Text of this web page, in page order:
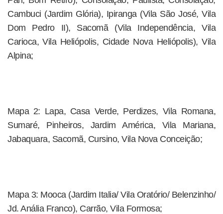
Cambuci (Jardim Glória), Ipiranga (Vila São José, Vila
Dom Pedro II), Sacomã (Vila Independência, Vila
Carioca, Vila Heliópolis, Cidade Nova Heliópolis), Vila
Alpina;
Mapa 2: Lapa, Casa Verde, Perdizes, Vila Romana,
Sumaré, Pinheiros, Jardim América, Vila Mariana,
Jabaquara, Sacomã, Cursino, Vila Nova Conceição;
Mapa 3: Mooca (Jardim Italia/ Vila Oratório/ Belenzinho/
Jd. Anália Franco), Carrão, Vila Formosa;